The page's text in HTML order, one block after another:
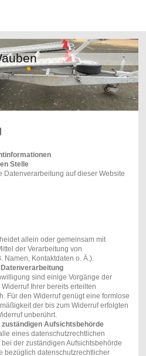
Stelle
Datenverarbeitung auf dieser Website
allein oder gemeinsam mit
der Verarbeitung von
Namen, Kontaktdaten o. Ä.).
sind einige Vorgänge der
Ihrer bereits erteilten
Für den Widerruf genügt eine formlose
der bis zum Widerruf erfolgten
unberührt.
Aufsichtsbehörde
eines datenschutzrechtlichen
der zuständigen Aufsichtsbehörde
bezüglich datenschutzrechtlicher